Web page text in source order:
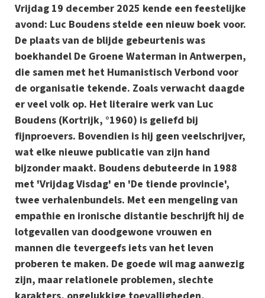
Vrijdag 19 december 2025 kende een feestelijke
avond: Luc Boudens stelde een nieuw boek voor.
De plaats van de blijde gebeurtenis was
boekhandel De Groene Waterman in Antwerpen,
die samen met het Humanistisch Verbond voor
de organisatie tekende. Zoals verwacht daagde
er veel volk op. Het literaire werk van Luc
Boudens (Kortrijk, °1960) is geliefd bij
fijnproevers. Bovendien is hij geen veelschrijver,
wat elke nieuwe publicatie van zijn hand
bijzonder maakt. Boudens debuteerde in 1988
met 'Vrijdag Visdag' en 'De tiende provincie',
twee verhalenbundels. Met een mengeling van
empathie en ironische distantie beschrijft hij de
lotgevallen van doodgewone vrouwen en
mannen die tevergeefs iets van het leven
proberen te maken. De goede wil mag aanwezig
zijn, maar relationele problemen, slechte